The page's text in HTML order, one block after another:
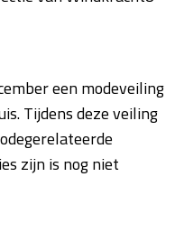
een modeveiling
Tijdens deze veiling
zijn is nog niet